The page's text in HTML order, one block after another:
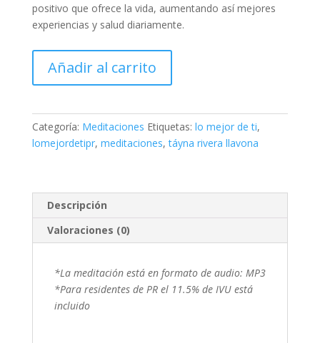
positivo que ofrece la vida, aumentando así mejores
experiencias y salud diariamente.
paraAñadir al carrito
Categoría: Meditaciones Etiquetas: lo mejor de ti,
lomejordetipr, meditaciones,táyna rivera llavona
Descripción
Valoraciones (0)
*La meditación está en formato de audio: MP3
*Para residentes de PR el 11.5% de IVU está
incluido